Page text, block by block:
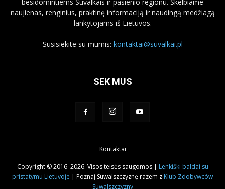
naujienas, renginius, praktinę informaciją ir naudingą medžiagą
lankytojams iš Lietuvos.
Susisiekite su mumis: kontaktai@suvalkai.pl
SEK MUS
Kontaktai
Copyright © 2016–2026. Visos teisės saugomos | Lenkiški baldai su
pristatymu Lietuvoje | Poznaj Suwalszczyznę razem z Klub Zdobywców
Suwalszczyzny